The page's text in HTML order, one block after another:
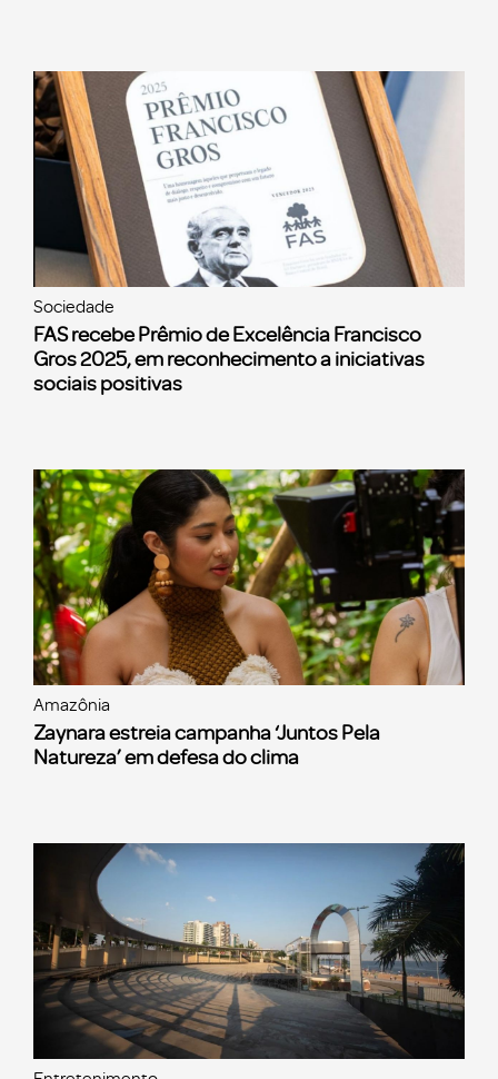
Sociedade
FAS recebe Prêmio de Excelência Francisco
Gros 2025, em reconhecimento a iniciativas
sociais positivas
Amazônia
Zaynara estreia campanha ‘Juntos Pela
Natureza’ em defesa do clima